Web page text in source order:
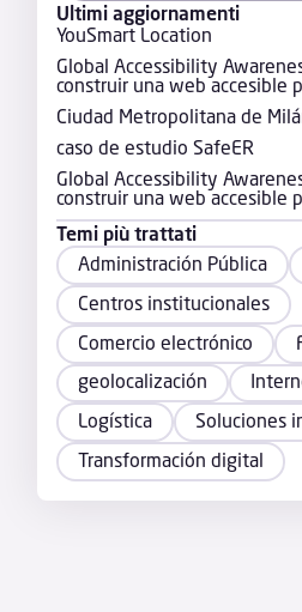
Ultimi aggiornamenti
YouSmart Location
Global Accessibility
construir una web accesible
Ciudad Metropolitana de
caso de estudio SafeER
Global Accessibility
construir una web accesible
Temi più trattati
Administración Pública
Centros institucionales
Comercio electrónico
geolocalización
Logística
Soluciones
Transformación digital